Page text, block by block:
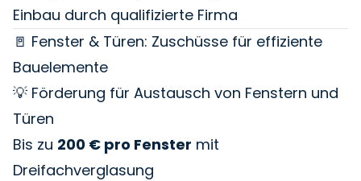
Einbau durch qualifizierte Firma
🚪 Fenster & Türen: Zuschüsse für effiziente
Bauelemente
💡 Förderung für Austausch von Fenstern und
Türen
Bis zu 200 € pro Fenster mit
Dreifachverglasung